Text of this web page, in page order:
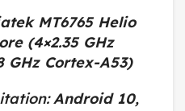
MT6765 Helio
(4×2.35 GHz
GHz Cortex-A53)
Android 10,